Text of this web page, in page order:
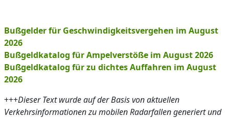
Bußgelder für Geschwindigkeitsvergehen im August
2026
Bußgeldkatalog für Ampelverstöße im August 2026
Bußgeldkatalog für zu dichtes Auffahren im August
2026
+++Dieser Text wurde auf der Basis von aktuellen
Verkehrsinformationen zu mobilen Radarfallen generiert und